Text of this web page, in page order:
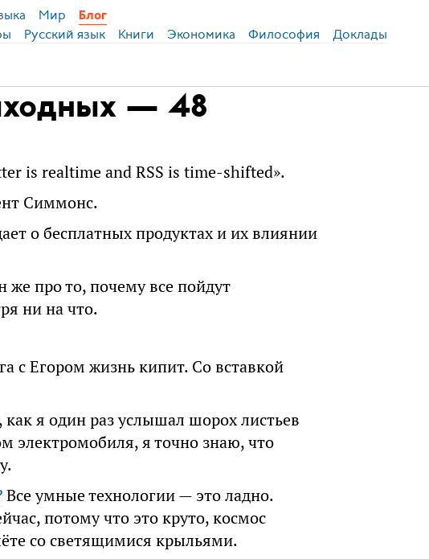
Мир Блог
Русский язык Книги Экономика Философия Доклады
— 48
is realtime and RSS is time-shifted».
Симмонс.
о бесплатных продуктах и их влиянии
же про то, почему все пойдут
ни на что.
с Егором жизнь кипит. Со вставкой
как я один раз услышал шорох листьев
электромобиля, я точно знаю, что
Все умные технологии — это ладно.
потому что это круто, космос
со светящимися крыльями.